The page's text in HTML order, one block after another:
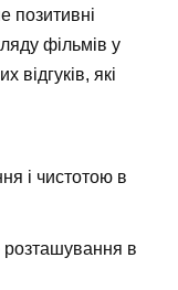
позитивні
фільмів у
відгуків, які
і чистотою в
розташування в